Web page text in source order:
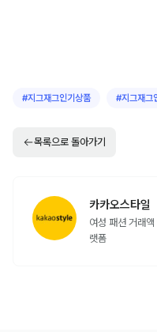
#지그재그인기상품 #지그재그
목록으로 돌아가기
카카오스타일
여성 패션 거래
랫폼